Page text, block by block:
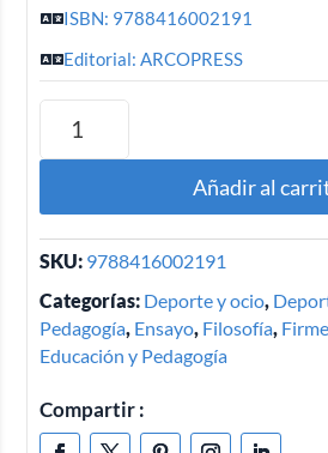
ISBN: 9788416002191
Editorial: ARCOPRESS
Añadir al
SKU: 9788416002191
Categorías: Deporte y ocio,
Pedagogía, Ensayo, Filosofía,
Educación y Pedagogía
Compartir :